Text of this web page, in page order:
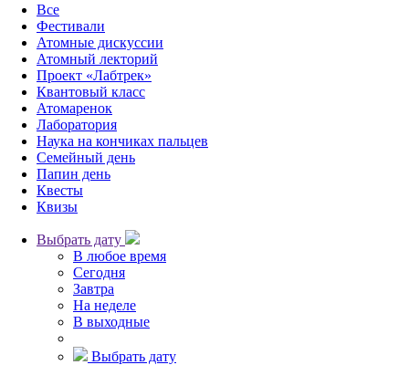
Все
Фестивали
Атомные дискуссии
Атомный лекторий
Проект «Лабтрек»
Квантовый класс
Атомаренок
Лаборатория
Наука на кончиках пальцев
Семейный день
Папин день
Квесты
Квизы
Выбрать дату
В любое время
Сегодня
Завтра
На неделе
В выходные
Выбрать дату